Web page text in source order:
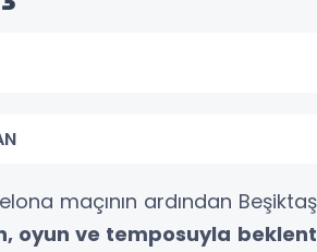
maçının ardından
oyun ve temposuyla